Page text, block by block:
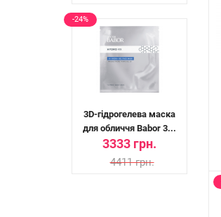
-24%
3D-гідрогелева маска
для обличчя Babor 3...
3333 грн.
4411 грн.